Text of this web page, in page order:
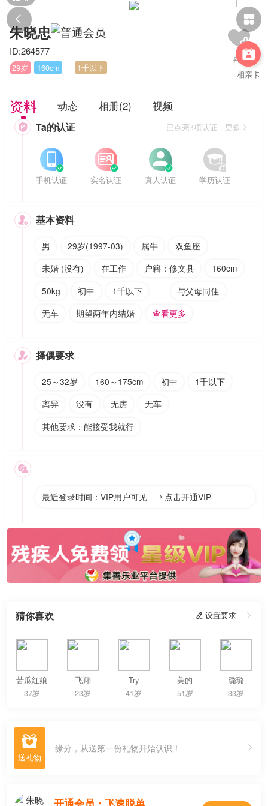
 

相亲卡
朱晓忠
ID:264577
29岁 160cm 1千以下
资料 动态 相册(2) 视频
 Ta的认证 已点亮3项认证 更多


手机认证


实名认证


真人认证


学历认证
 基本资料
男 29岁(1997-03) 属牛
双鱼座
未婚 (没有)
在工作 户籍：修文县
160cm
50kg
初中 1千以下
与父母同住
无车
期望两年内结婚 查看更多
 择偶要求
25～32岁 160～175cm 初中
1千以下
离异
没有 无房
无车
其他要求：能接受我就行

最近登录时间：VIP用户可见  点击开通VIP
猜你喜欢  设置要求 
苦瓜红娘
37岁
飞翔
23岁
Try
41岁
美的
51岁
璐璐
33岁
 缘分，从送第一份礼物开始认识！